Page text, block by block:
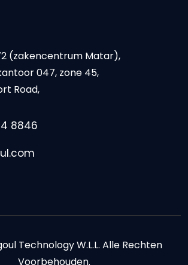
(zakencentrum Matar),
047, zone 45,
Road,
8846
Technology W.L.L. Alle Rechten
Voorbehouden.